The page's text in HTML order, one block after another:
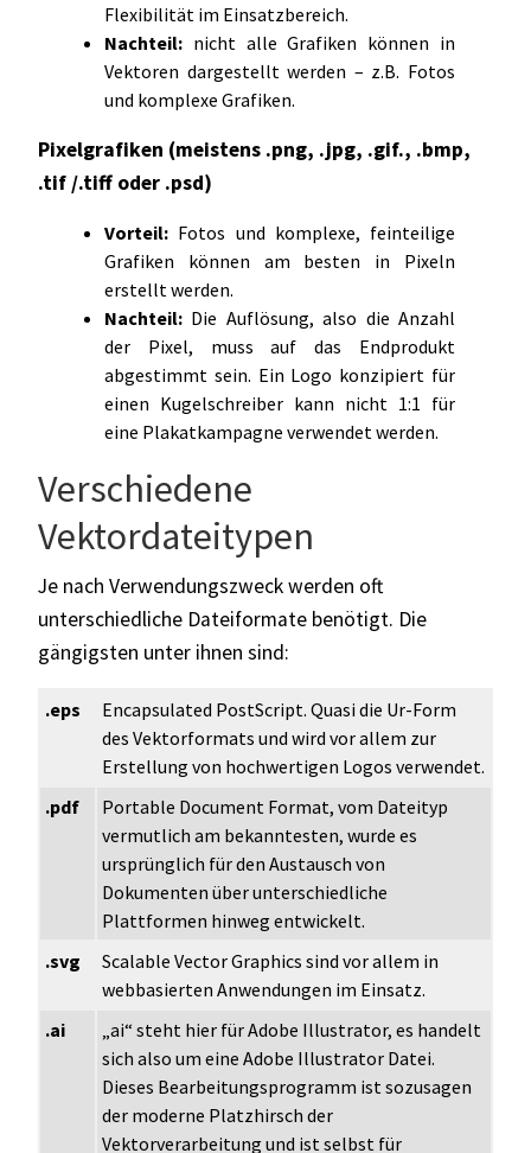
Flexibilität im Einsatzbereich.
Nachteil: nicht alle Grafiken können in
Vektoren dargestellt werden – z.B. Fotos
und komplexe Grafiken.
Pixelgrafiken (meistens .png, .jpg, .gif., .bmp,
.tif /.tiff oder .psd)
Vorteil: Fotos und komplexe, feinteilige
Grafiken können am besten in Pixeln
erstellt werden.
Nachteil: Die Auflösung, also die Anzahl
der Pixel, muss auf das Endprodukt
abgestimmt sein. Ein Logo konzipiert für
einen Kugelschreiber kann nicht 1:1 für
eine Plakatkampagne verwendet werden.
Verschiedene
Vektordateitypen
Je nach Verwendungszweck werden oft
unterschiedliche Dateiformate benötigt. Die
gängigsten unter ihnen sind:
.eps
Encapsulated PostScript. Quasi die Ur-Form
des Vektorformats und wird vor allem zur
Erstellung von hochwertigen Logos verwendet.
.pdf
Portable Document Format, vom Dateityp
vermutlich am bekanntesten, wurde es
ursprünglich für den Austausch von
Dokumenten über unterschiedliche
Plattformen hinweg entwickelt.
.svg
Scalable Vector Graphics sind vor allem in
webbasierten Anwendungen im Einsatz.
.ai
„ai“ steht hier für Adobe Illustrator, es handelt
sich also um eine Adobe Illustrator Datei.
Dieses Bearbeitungsprogramm ist sozusagen
der moderne Platzhirsch der
Vektorverarbeitung und ist selbst für